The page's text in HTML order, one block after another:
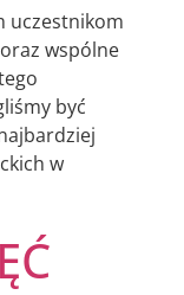
uczestnikom
wspólne
być
w